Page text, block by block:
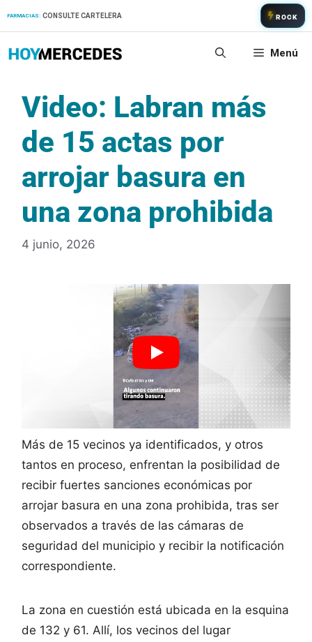
FARMACIAS: CONSULTE CARTELERA ROCK
Menú
Video: Labran más
de 15 actas por
arrojar basura en
una zona prohibida
4 junio, 2026
Más de 15 vecinos ya identificados, y otros
tantos en proceso, enfrentan la posibilidad de
recibir fuertes sanciones económicas por
arrojar basura en una zona prohibida, tras ser
observados a través de las cámaras de
seguridad del municipio y recibir la notificación
correspondiente.
La zona en cuestión está ubicada en la esquina
de 132 y 61. Allí, los vecinos del lugar